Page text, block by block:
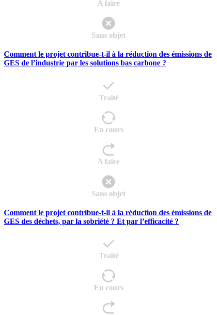
A faire
Sans objet
Comment le projet contribue-t-il à la réduction des émissions de
GES de l’industrie par les solutions bas carbone ?
Traité
En cours
A faire
Sans objet
Comment le projet contribue-t-il à la réduction des émissions de
GES des déchets, par la sobriété ? Et par l’efficacité ?
Traité
En cours